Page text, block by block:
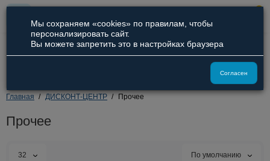
8 (800) 551-09-94
8 (929) 836-66-51
Главная ДИСКОНТ-ЦЕНТР Прочее
Прочее
32 По умолчанию
Мы сохраняем «cookies» по правилам, чтобы
персонализировать сайт.
Вы можете запретить это в настройках браузера
Согласен